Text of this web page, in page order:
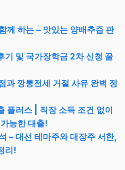
께 하는 – 맛있는 양배추즙 판
기 및 국가장학금 2차 신청 꿀
과 깡통전세 거절 사유 완벽 정
플러스 | 직장 소득 조건 없이
능한 대출!
– 대선 테마주와 대장주 서한,
리!